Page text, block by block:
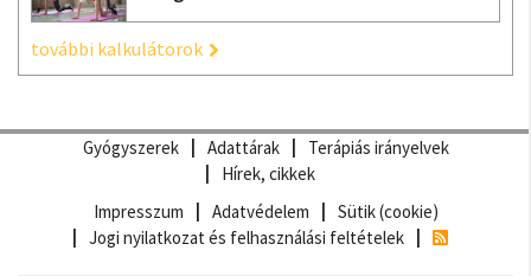
további kalkulátorok
Gyógyszerek Adattárak
Terápiás irányelvek
Hírek, cikkek
Impresszum
Adatvédelem
Sütik (cookie)
Jogi nyilatkozat és felhasználási feltételek